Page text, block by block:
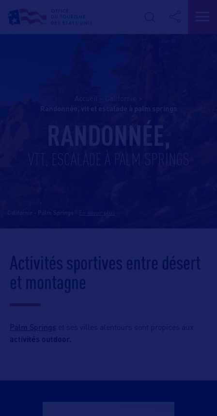
Accueil Californie
randonnée, vtt et escalade à palm springs
RANDONNÉE,
VTT, ESCALADE À PALM SPRINGS
Californie - Palm Springs
Activités sportives entre désert
et montagne
Palm Springs et ses villes alentours sont propices aux
activités outdoor.